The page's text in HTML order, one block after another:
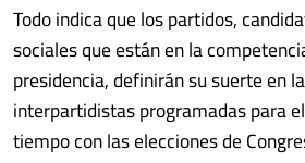
Todo indica que los partidos,
sociales que están en la
presidencia, definirán su suerte en
interpartidistas programadas para
tiempo con las elecciones de